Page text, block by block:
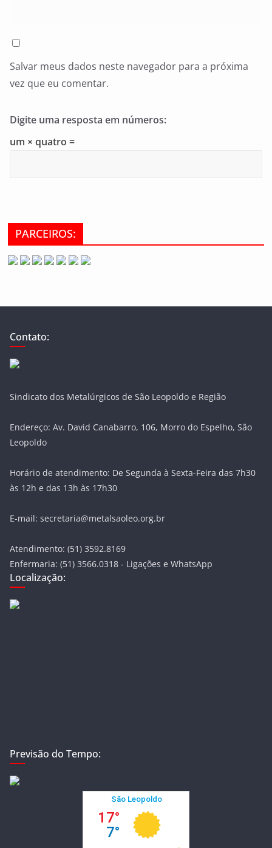
Salvar meus dados neste navegador para a próxima
vez que eu comentar.
Digite uma resposta em números:
um × quatro =
PARCEIROS:
Contato:
Sindicato dos Metalúrgicos de São Leopoldo e Região
Endereço: Av. David Canabarro, 106, Morro do Espelho, São
Leopoldo
Horário de atendimento: De Segunda à Sexta-Feira das 7h30
às 12h e das 13h às 17h30
E-mail: secretaria@metalsaoleo.org.br
Atendimento: (51) 3592.8169
Enfermaria: (51) 3566.0318 - Ligações e WhatsApp
Localização:
Previsão do Tempo: